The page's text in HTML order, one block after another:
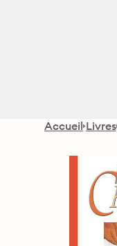
Accueil Livres